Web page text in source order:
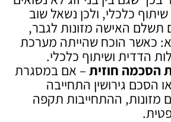
כלכלי, ולכן נשאל שוב
תשלם האישה מזונות לגבר,
כאשר הוכח שהייתה מערכת
הדדית ושיתוף כלכלי.
הסכמה חוזית – אם במסגרת
הסכם גירושין התחייבה
מזונות, ההתחייבות תקפה